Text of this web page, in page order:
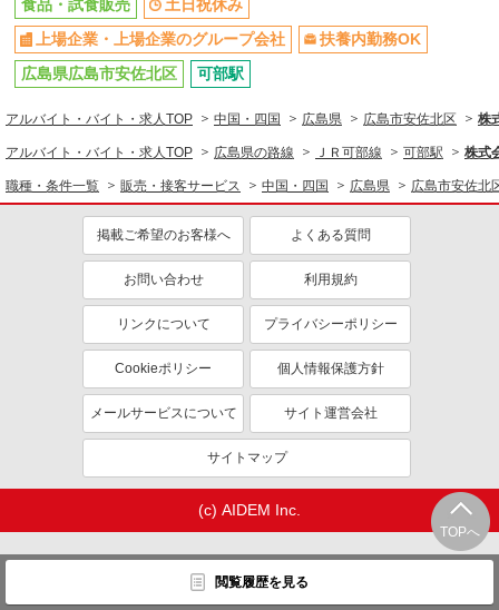
TOPへ
閲覧履歴を見る
食品・試食販売
土日祝休み
上場企業・上場企業のグループ会社
扶養内勤務OK
広島県広島市安佐北区
可部駅
アルバイト・バイト・求人TOP 中国・四国 広島県 広島市安佐北区 株
アルバイト・バイト・求人TOP 広島県の路線 ＪＲ可部線 可部駅 株式
職種・条件一覧 販売・接客サービス 中国・四国 広島県 広島市安佐北
掲載ご希望のお客様へ よくある質問
お問い合わせ 利用規約
リンクについて プライバシーポリシー
Cookieポリシー 個人情報保護方針
メールサービスについて サイト運営会社
サイトマップ
(c) AIDEM Inc.